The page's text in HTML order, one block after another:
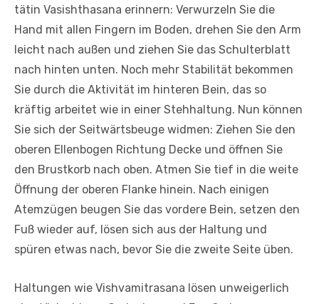
tätin Vasishthasana erinnern: Verwurzeln Sie die
Hand mit allen Fingern im Boden, drehen Sie den Arm
leicht nach außen und ziehen Sie das Schulterblatt
nach hinten unten. Noch mehr Stabilität bekommen
Sie durch die Aktivität im hinteren Bein, das so
kräftig arbeitet wie in einer Stehhaltung. Nun können
Sie sich der Seitwärtsbeuge widmen: Ziehen Sie den
oberen Ellenbogen Richtung Decke und öffnen Sie
den Brustkorb nach oben. Atmen Sie tief in die weite
Öffnung der oberen Flanke hinein. Nach einigen
Atemzügen beugen Sie das vordere Bein, setzen den
Fuß wieder auf, lösen sich aus der Haltung und
spüren etwas nach, bevor Sie die zweite Seite üben.
Haltungen wie Vishvamitrasana lösen unweigerlich